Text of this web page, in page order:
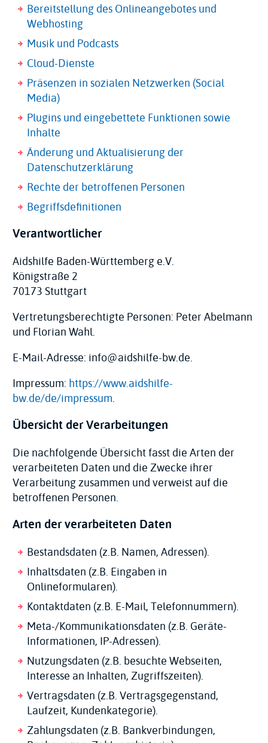
Bereitstellung des Onlineangebotes und
Webhosting
Musik und Podcasts
Cloud-Dienste
Präsenzen in sozialen Netzwerken (Social
Media)
Plugins und eingebettete Funktionen sowie
Inhalte
Änderung und Aktualisierung der
Datenschutzerklärung
Rechte der betroffenen Personen
Begriffsdefinitionen
Verantwortlicher
Aidshilfe Baden-Württemberg e.V.
Königstraße 2
70173 Stuttgart
Vertretungsberechtigte Personen: Peter Abelmann
und Florian Wahl.
E-Mail-Adresse: info@aidshilfe-bw.de.
Impressum: https://www.aidshilfe-
bw.de/de/impressum.
Übersicht der Verarbeitungen
Die nachfolgende Übersicht fasst die Arten der
verarbeiteten Daten und die Zwecke ihrer
Verarbeitung zusammen und verweist auf die
betroffenen Personen.
Arten der verarbeiteten Daten
Bestandsdaten (z.B. Namen, Adressen).
Inhaltsdaten (z.B. Eingaben in
Onlineformularen).
Kontaktdaten (z.B. E-Mail, Telefonnummern).
Meta-/Kommunikationsdaten (z.B. Geräte-
Informationen, IP-Adressen).
Nutzungsdaten (z.B. besuchte Webseiten,
Interesse an Inhalten, Zugriffszeiten).
Vertragsdaten (z.B. Vertragsgegenstand,
Laufzeit, Kundenkategorie).
Zahlungsdaten (z.B. Bankverbindungen,